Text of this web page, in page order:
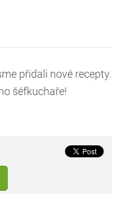
přidali nové recepty.
šéfkuchaře!